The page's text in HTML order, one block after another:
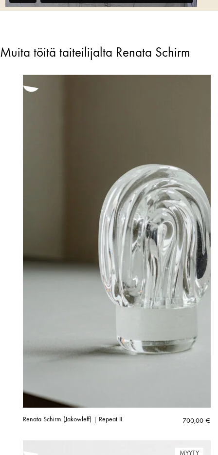
Muita töitä taiteilijalta Renata Schirm
Renata Schirm (Jakowleff) | Repeat II 700,00 €
MYYTY